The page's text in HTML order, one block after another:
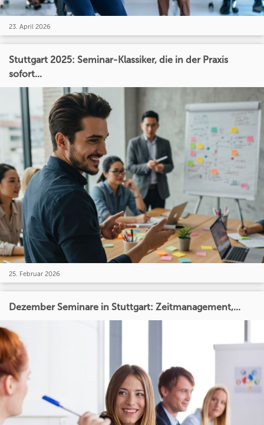
23. April 2026
Stuttgart 2025: Seminar-Klassiker, die in der Praxis
sofort...
25. Februar 2026
Dezember Seminare in Stuttgart: Zeitmanagement,...